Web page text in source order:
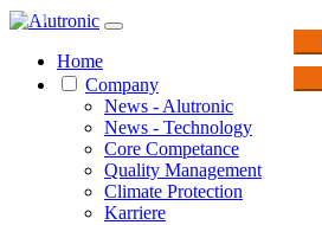
Home
Company
News - Alutronic
News - Technology
Core Competance
Quality Management
Climate Protection
Karriere
1 / 1